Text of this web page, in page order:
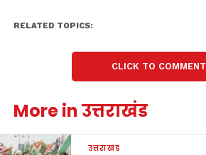
RELATED TOPICS:
CLICK TO COMMENT
More in उत्तराखंड
उत्तराखंड